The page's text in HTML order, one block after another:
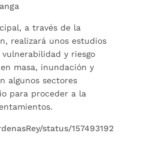
a través de la
realizará unos estudios
y riesgo
masa, inundación y
algunos sectores
para proceder a la
status/157493192